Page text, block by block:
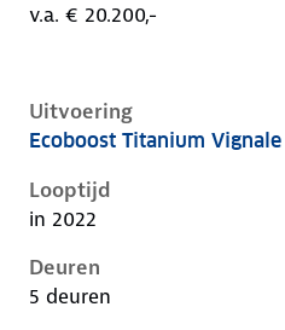
v.a. € 20.200,-
Uitvoering
Ford Focus iv-1e-facelift,
Ecoboost Titanium
Looptijd
in 2022
Deuren
5 deuren